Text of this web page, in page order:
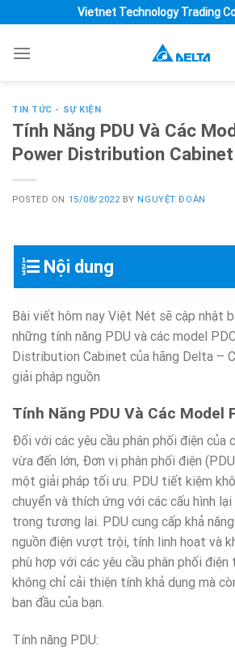
to
content
Vietnet Technology Trading
TIN TỨC - SỰ KIỆN
Tính Năng PDU Và Các
Power Distribution Cabinet
POSTED ON 15/08/2022 BY NGUYỆT ĐOÀN
Nội dung
Bài viết hôm nay Việt Nét sẽ cập nhật
những tính năng PDU và các model
Distribution Cabinet của hãng Delta –
giải pháp nguồn
Tính Năng PDU Và Các Model
Đối với các yêu cầu phân phối điện của
vừa đến lớn, Đơn vị phân phối điện
một giải pháp tối ưu. PDU tiết kiệm
chuyển và thích ứng với các cấu hình
trong tương lai. PDU cung cấp khả
nguồn điện vượt trội, tính linh hoạt và
phù hợp với các yêu cầu phân phối
không chỉ cải thiện tính khả dụng mà
ban đầu của bạn.
Tính năng PDU: